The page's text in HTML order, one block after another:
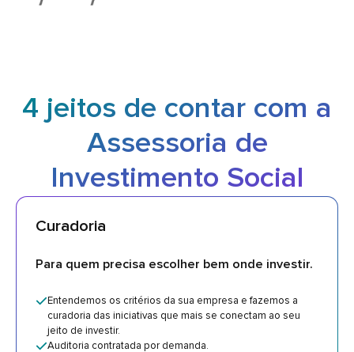
4 jeitos de contar com a
Assessoria de
Investimento Social
Curadoria
Para quem precisa escolher bem onde investir.
Entendemos os critérios da sua empresa e fazemos a
curadoria das iniciativas que mais se conectam ao seu
jeito de investir.
Auditoria contratada por demanda.